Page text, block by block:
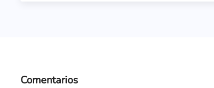
Comentarios